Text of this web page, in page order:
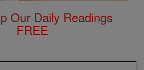
Our Daily Readings
FREE